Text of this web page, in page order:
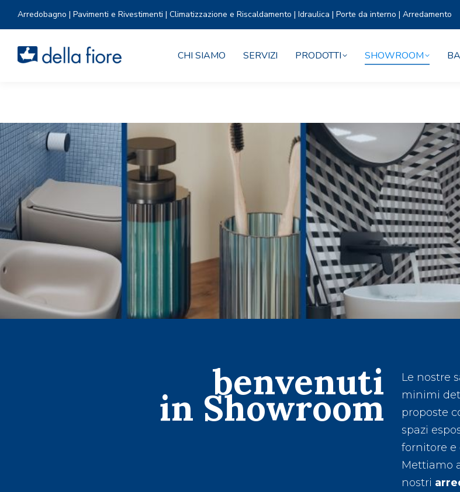
Arredobagno | Pavimenti e Rivestimenti | Climatizzazione e Riscaldamento | Idraulica | Porte da interno | Arredamento
CHI SIAMO SERVIZI PRODOTTI SHOWROOM
benvenuti
in Showroom
Le nostre
minimi
proposte
spazi
fornitore e
Mettiamo
nostri